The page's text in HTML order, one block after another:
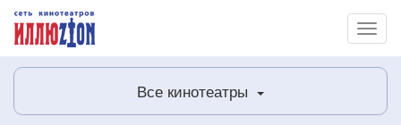
Все кинотеатры